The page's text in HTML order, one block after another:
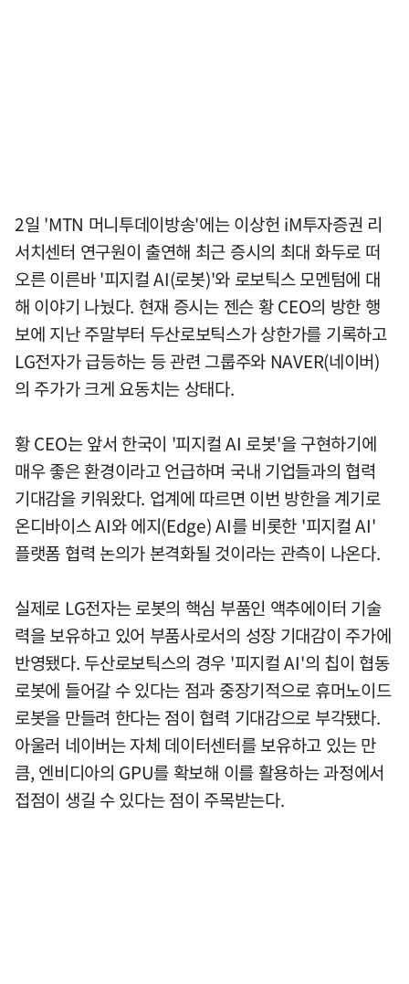
2일 'MTN 머니투데이방송'에는 이상헌 iM투자증권 리
서치센터 연구원이 출연해 최근 증시의 최대 화두로 떠
오른 이른바 '피지컬 AI(로봇)'와 로보틱스 모멘텀에 대
해 이야기 나눴다. 현재 증시는 젠슨 황 CEO의 방한 행
보에 지난 주말부터 두산로보틱스가 상한가를 기록하고
LG전자가 급등하는 등 관련 그룹주와 NAVER(네이버)
의 주가가 크게 요동치는 상태다.
황 CEO는 앞서 한국이 '피지컬 AI 로봇'을 구현하기에
매우 좋은 환경이라고 언급하며 국내 기업들과의 협력
기대감을 키워왔다. 업계에 따르면 이번 방한을 계기로
온디바이스 AI와 에지(Edge) AI를 비롯한 '피지컬 AI'
플랫폼 협력 논의가 본격화될 것이라는 관측이 나온다.
실제로 LG전자는 로봇의 핵심 부품인 액추에이터 기술
력을 보유하고 있어 부품사로서의 성장 기대감이 주가에
반영됐다. 두산로보틱스의 경우 '피지컬 AI'의 칩이 협동
로봇에 들어갈 수 있다는 점과 중장기적으로 휴머노이드
로봇을 만들려 한다는 점이 협력 기대감으로 부각됐다.
아울러 네이버는 자체 데이터센터를 보유하고 있는 만
큼, 엔비디아의 GPU를 확보해 이를 활용하는 과정에서
접점이 생길 수 있다는 점이 주목받는다.